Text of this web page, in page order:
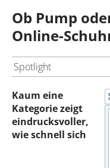
Ob Pump
Online-
Spotlight
Kaum eine
Kategorie zeigt
eindrucksvoller,
wie schnell sich